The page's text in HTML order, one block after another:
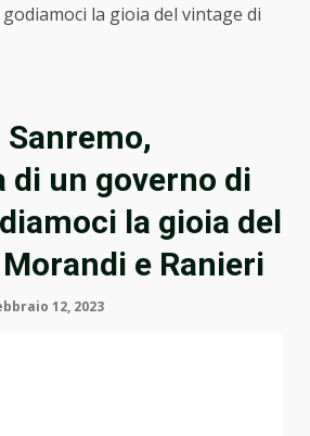
la gioia del vintage di
di un governo di
la gioia del
e Ranieri
12, 2023